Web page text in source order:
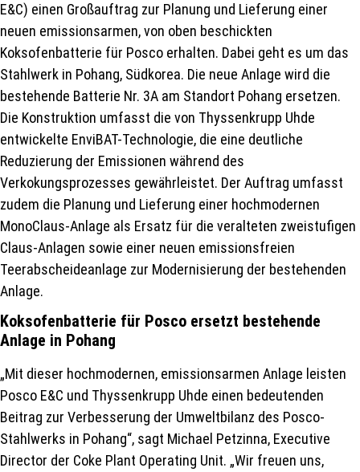
E&C) einen Großauftrag zur Planung und Lieferung einer
neuen emissionsarmen, von oben beschickten
Koksofenbatterie für Posco erhalten. Dabei geht es um das
Stahlwerk in Pohang, Südkorea. Die neue Anlage wird die
bestehende Batterie Nr. 3A am Standort Pohang ersetzen.
Die Konstruktion umfasst die von Thyssenkrupp Uhde
entwickelte EnviBAT-Technologie, die eine deutliche
Reduzierung der Emissionen während des
Verkokungsprozesses gewährleistet. Der Auftrag umfasst
zudem die Planung und Lieferung einer hochmodernen
MonoClaus-Anlage als Ersatz für die veralteten zweistufigen
Claus-Anlagen sowie einer neuen emissionsfreien
Teerabscheideanlage zur Modernisierung der bestehenden
Anlage.
Koksofenbatterie für Posco ersetzt bestehende
Anlage in Pohang
„Mit dieser hochmodernen, emissionsarmen Anlage leisten
Posco E&C und Thyssenkrupp Uhde einen bedeutenden
Beitrag zur Verbesserung der Umweltbilanz des Posco-
Stahlwerks in Pohang“, sagt Michael Petzinna, Executive
Director der Coke Plant Operating Unit. „Wir freuen uns,